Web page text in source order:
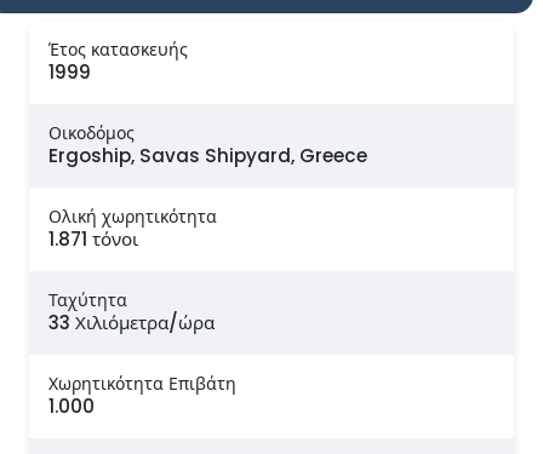
Έτος κατασκευής
1999
Οικοδόμος
Ergoship, Savas Shipyard, Greece
Ολική χωρητικότητα
1.871 τόνοι
Ταχύτητα
33 Χιλιόμετρα/ώρα
Χωρητικότητα Επιβάτη
1.000